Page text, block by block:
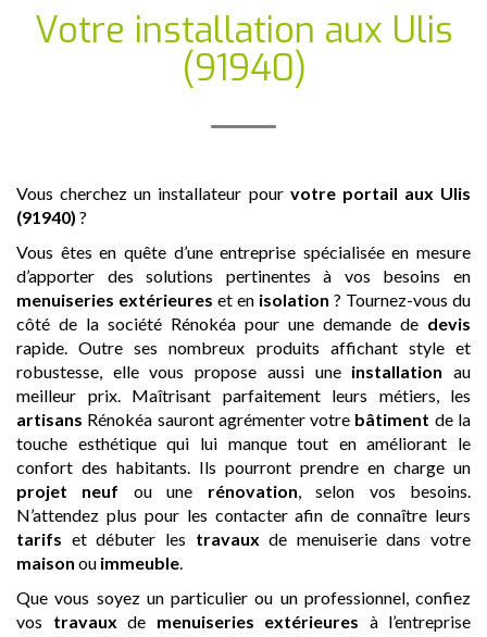
Votre installation aux Ulis
(91940)
Vous cherchez un installateur pour votre portail aux Ulis
(91940) ?
Vous êtes en quête d’une entreprise spécialisée en mesure
d’apporter des solutions pertinentes à vos besoins en
menuiseries extérieures et en isolation ? Tournez-vous du
côté de la société Rénokéa pour une demande de devis
rapide. Outre ses nombreux produits affichant style et
robustesse, elle vous propose aussi une installation au
meilleur prix. Maîtrisant parfaitement leurs métiers, les
artisans Rénokéa sauront agrémenter votre bâtiment de la
touche esthétique qui lui manque tout en améliorant le
confort des habitants. Ils pourront prendre en charge un
projet neuf ou une rénovation, selon vos besoins.
N’attendez plus pour les contacter afin de connaître leurs
tarifs et débuter les travaux de menuiserie dans votre
maison ou immeuble.
Que vous soyez un particulier ou un professionnel, confiez
vos travaux de menuiseries extérieures à l’entreprise